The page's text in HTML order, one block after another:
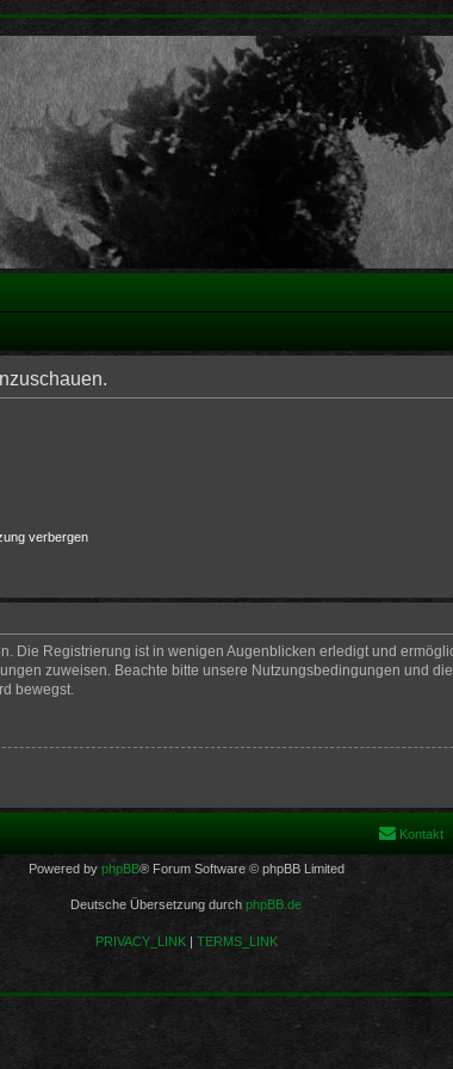
verbergen
Die Registrierung ist in wenigen Augenblicken erledigt und
zuweisen. Beachte bitte unsere Nutzungsbedingungen und
bewegst.
Kontakt
Powered by phpBB® Forum Software © phpBB Limited
Deutsche Übersetzung durch phpBB.de
PRIVACY_LINK| TERMS_LINK